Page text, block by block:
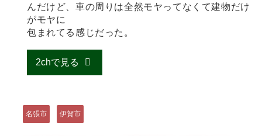
んだけど、車の周りは全然モヤってなくて建物だけ
がモヤに
包まれてる感じだった。
2chで見る
名張市 伊賀市